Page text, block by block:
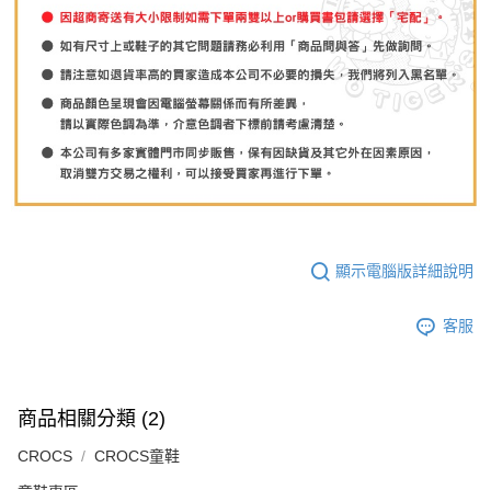
顯示電腦版詳細說明
客服
商品相關分類 (2)
CROCS CROCS童鞋